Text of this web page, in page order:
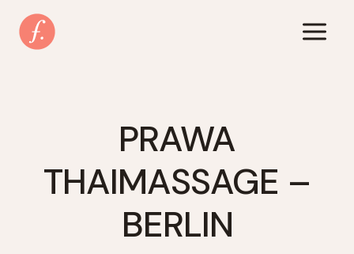
Inhalt
springen
PRAWA
THAIMASSAGE –
BERLIN